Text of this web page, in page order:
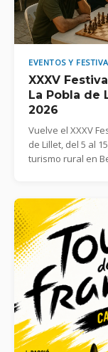
EVENTOS Y
XXXV
La Pobla de
2026
Vuelve el XXXV
de Lillet, del 5 al
turismo rural en